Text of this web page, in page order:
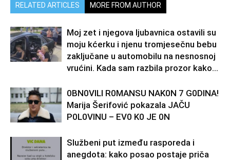
RELATED ARTICLES MORE FROM AUTHOR
Moj zet i njegova ljubavnica ostavili su
moju kćerku i njenu tromjesečnu bebu
zaključane u automobilu na nesnosnoj
vrućini. Kada sam razbila prozor kako...
0BN0VlLl R0MANSU NAK0N 7 G0DlNA!
Marija Šerifović pokazala JAČU
P0L0VINU – EV0 K0 JE 0N
Službeni put između rasporeda i
anegdota: kako posao postaje priča